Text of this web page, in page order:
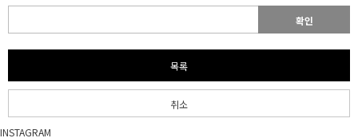
확인
목록
취소
INSTAGRAM